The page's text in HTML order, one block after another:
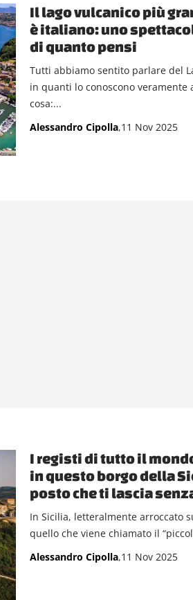
Il lago vulcanico più
è italiano: uno
di quanto pensi
Tutti abbiamo sentito parlare del
in quanti lo conoscono veramente
cosa:...
Alessandro Cipolla,11 Nov 2025
I registi di tutto il
in questo borgo della
posto che ti lascia
In Sicilia, letteralmente arroccato
quello che viene chiamato il
Alessandro Cipolla,11 Nov 2025